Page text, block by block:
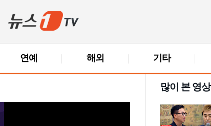
연예 해외 기타
많이 본 영상